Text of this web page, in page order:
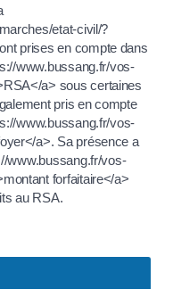
etat-civil/?
prises en compte dans
www.bussang.fr/vos-
a> sous certaines
pris en compte
www.bussang.fr/vos-
a>. Sa présence a
www.bussang.fr/vos-
forfaitaire</a>
au RSA.